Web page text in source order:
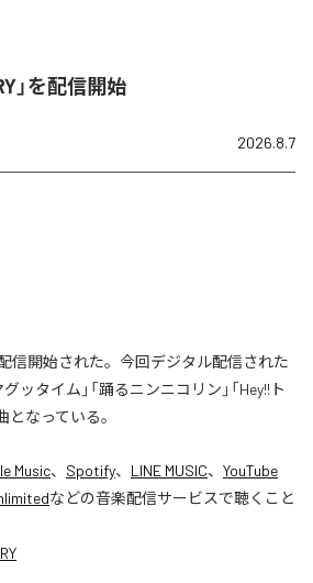
」を配信開始
2026.8.7
配信開始された。今回デジタル配信された
グッタイム」「踊るニンニコリン」「Hey!!ト
なっている。
Music、 Spotify、 LINE MUSIC、 YouTube
などの音楽配信サービスで聴くこと